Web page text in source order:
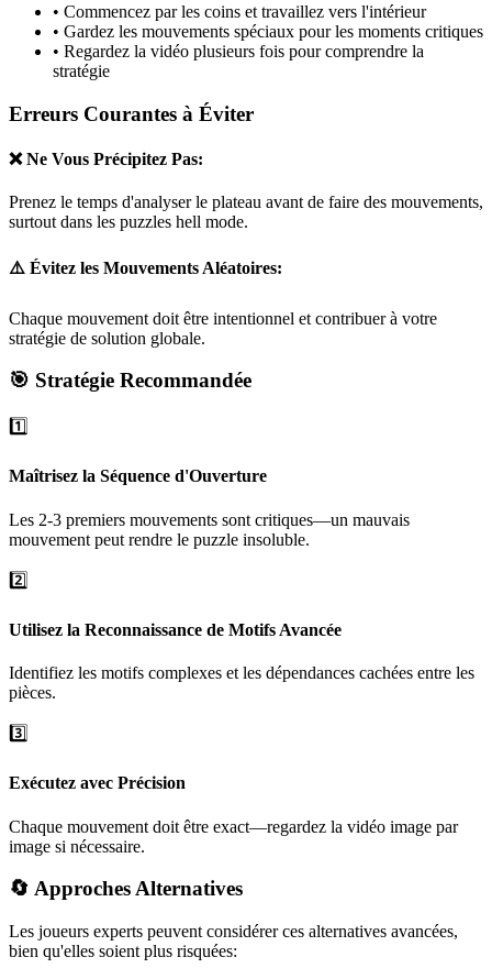
• Commencez par les coins et travaillez vers l'intérieur
• Gardez les mouvements spéciaux pour les moments critiques
• Regardez la vidéo plusieurs fois pour comprendre la
stratégie
Erreurs Courantes à Éviter
❌ Ne Vous Précipitez Pas:
Prenez le temps d'analyser le plateau avant de faire des mouvements,
surtout dans les puzzles hell mode.
⚠️ Évitez les Mouvements Aléatoires:
Chaque mouvement doit être intentionnel et contribuer à votre
stratégie de solution globale.
🎯 Stratégie Recommandée
1️⃣
Maîtrisez la Séquence d'Ouverture
Les 2-3 premiers mouvements sont critiques—un mauvais
mouvement peut rendre le puzzle insoluble.
2️⃣
Utilisez la Reconnaissance de Motifs Avancée
Identifiez les motifs complexes et les dépendances cachées entre les
pièces.
3️⃣
Exécutez avec Précision
Chaque mouvement doit être exact—regardez la vidéo image par
image si nécessaire.
🔄 Approches Alternatives
Les joueurs experts peuvent considérer ces alternatives avancées,
bien qu'elles soient plus risquées: